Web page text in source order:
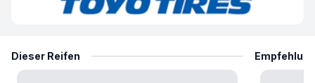
Dieser Reifen